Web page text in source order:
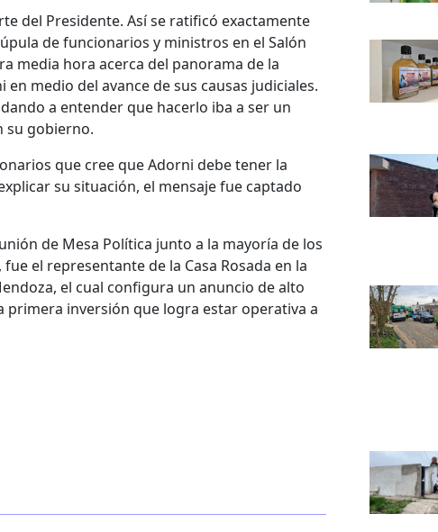
del Presidente. Así se ratificó exactamente
de funcionarios y ministros en el Salón
media hora acerca del panorama de la
medio del avance de sus causas judiciales.
a entender que hacerlo iba a ser un
su gobierno.
que cree que Adorni debe tener la
su situación, el mensaje fue captado
de Mesa Política junto a la mayoría de los
el representante de la Casa Rosada en la
el cual configura un anuncio de alto
inversión que logra estar operativa a